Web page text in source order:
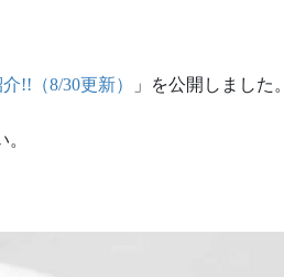
!!（8/30更新） 」を公開しました。